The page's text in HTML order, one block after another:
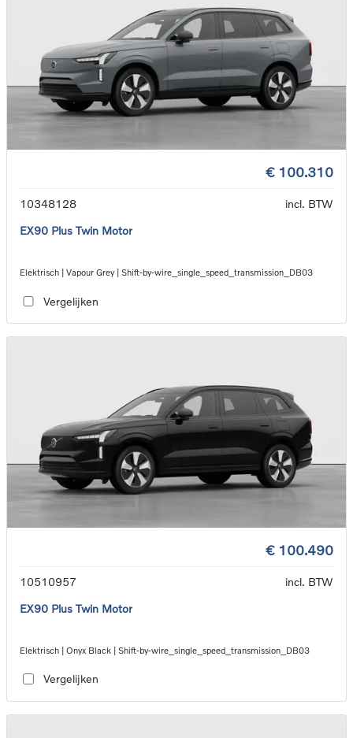
€ 100.310
10348128
incl. BTW
EX90 Plus Twin Motor
Elektrisch | Vapour Grey | Shift-by-wire_single_speed_transmission_DB03
Vergelijken
€ 100.490
10510957
incl. BTW
EX90 Plus Twin Motor
Elektrisch | Onyx Black | Shift-by-wire_single_speed_transmission_DB03
Vergelijken